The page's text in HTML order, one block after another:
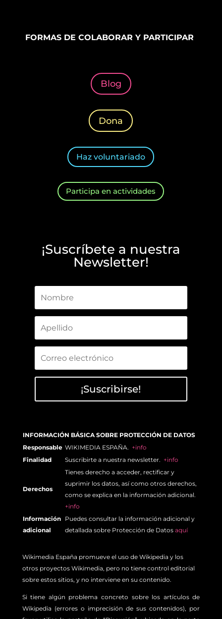
FORMAS DE COLABORAR Y PARTICIPAR
Blog
Dona
Haz voluntariado
Participa en actividades
¡Suscríbete a nuestra
Newsletter!
¡Suscribirse!
INFORMACIÓN BÁSICA SOBRE PROTECCIÓN DE DATOS
Responsable WIKIMEDIA ESPAÑA. +info
Finalidad
Suscribirte a nuestra newsletter. +info
Derechos
Tienes derecho a acceder, rectificar y
suprimir los datos, así como otros derechos,
como se explica en la información adicional.
+info
Información
adicional
Puedes consultar la información adicional y
detallada sobre Protección de Datos aquí
Wikimedia España promueve el uso de Wikipedia y los
otros proyectos Wikimedia, pero no tiene control editorial
sobre estos sitios, y no interviene en su contenido.
Si tiene algún problema concreto sobre los artículos de
Wikipedia (errores o imprecisión de sus contenidos), por